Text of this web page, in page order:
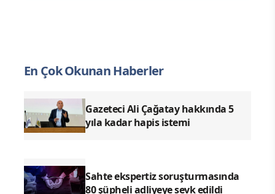
Bilinmeyen Şehir: Kayseri
“Yeryüzünde gezip dolaşın ve Allah’ın ilk
görün.” (Ankebut 20)